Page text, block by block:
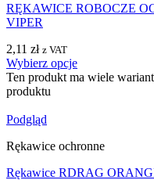
RĘKAWICE ROBOCZE
VIPER
2,11 zł z VAT
Wybierz opcje
Ten produkt ma wiele
produktu
Podgląd
Rękawice ochronne
Rękawice RDRAG